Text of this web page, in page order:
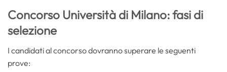
Concorso Università di Milano: fasi di
selezione
I candidati al concorso dovranno superare le seguenti
prove: